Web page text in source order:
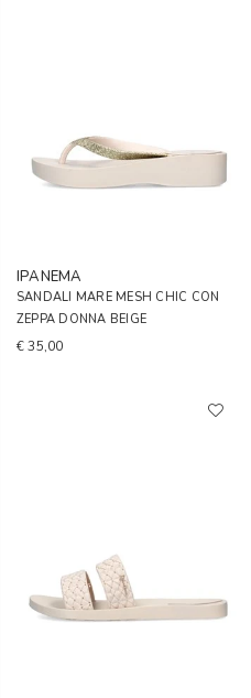
IPANEMA
SANDALI MARE MESH CHIC CON
ZEPPA DONNA BEIGE
€ 35,00